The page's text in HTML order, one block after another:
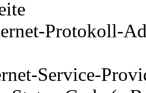
Protokoll-
Service-